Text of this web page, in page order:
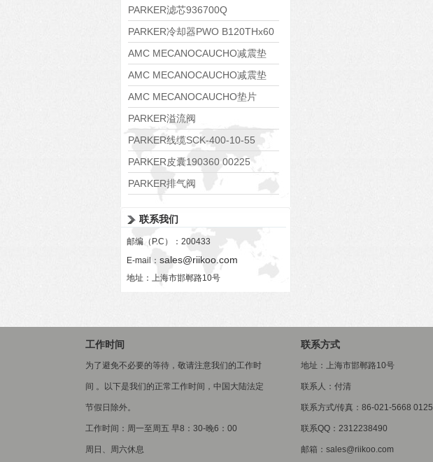
PARKER滤芯936700Q
PARKER冷却器PWO B120THx60
AMC MECANOCAUCHO减震垫
138552
AMC MECANOCAUCHO减震垫
138551
AMC MECANOCAUCHO垫片
608074
PARKER溢流阀
RE06M35W2N1KWXG087
PARKER线缆SCK-400-10-55
PARKER皮囊190360 00225
PARKER排气阀
联系我们
邮编（P.C）：200433
E-mail： sales@riikoo.com
地址：上海市邯郸路10号
工作时间
为了避免不必要的等待，敬请注意我们的工作时
间 。以下是我们的正常工作时间，中国大陆法定
节假日除外。
工作时间：周一至周五 早8：30-晚6：00
周日、周六休息
联系方式
地址：上海市邯郸路10号
联系人：付清
联系方式/传真：86-021-5668 0125
联系QQ：2312238490
邮箱：sales@riikoo.com